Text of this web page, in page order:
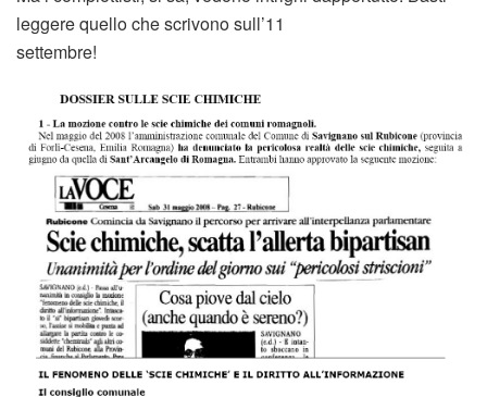
leggere quello che scrivono sull’11
settembre!